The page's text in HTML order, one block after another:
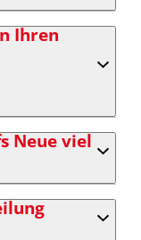
Ihren
Neue viel